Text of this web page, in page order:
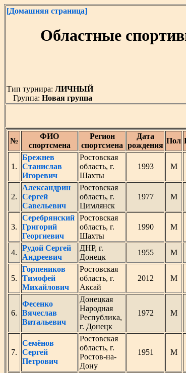
[Домашняя страница]
Областные
Тип турнира: ЛИЧНЫЙ
Группа: Новая группа
№
ФИО
спортсмена
Регион
спортсмена
Дата
рождения
Пол
1.
Брежнев
Станислав
Игоревич
Ростовская
область, г.
Шахты
1993 М
2.
Александрин
Сергей
Савельевич
Ростовская
область, г.
Цимлянск
1977 М
3.
Серебрянский
Григорий
Георгиевич
Ростовская
область, г.
Шахты
1990 М
4.
Рудой Сергей
Андреевич
ДНР, г.
Донецк
1955 М
5.
Горпеников
Тимофей
Михайлович
Ростовская
область, г.
Аксай
2012 М
6.
Фесенко
Вячеслав
Витальевич
Донецкая
Народная
Республика,
г. Донецк
1972 М
7.
Семёнов
Сергей
Петрович
Ростовская
область, г.
Ростов-на-
Дону
1951 М